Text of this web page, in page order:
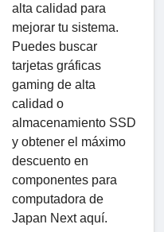
alta calidad para
mejorar tu sistema.
Puedes buscar
tarjetas gráficas
gaming de alta
calidad o
almacenamiento SSD
y obtener el máximo
descuento en
componentes para
computadora de
Japan Next aquí.